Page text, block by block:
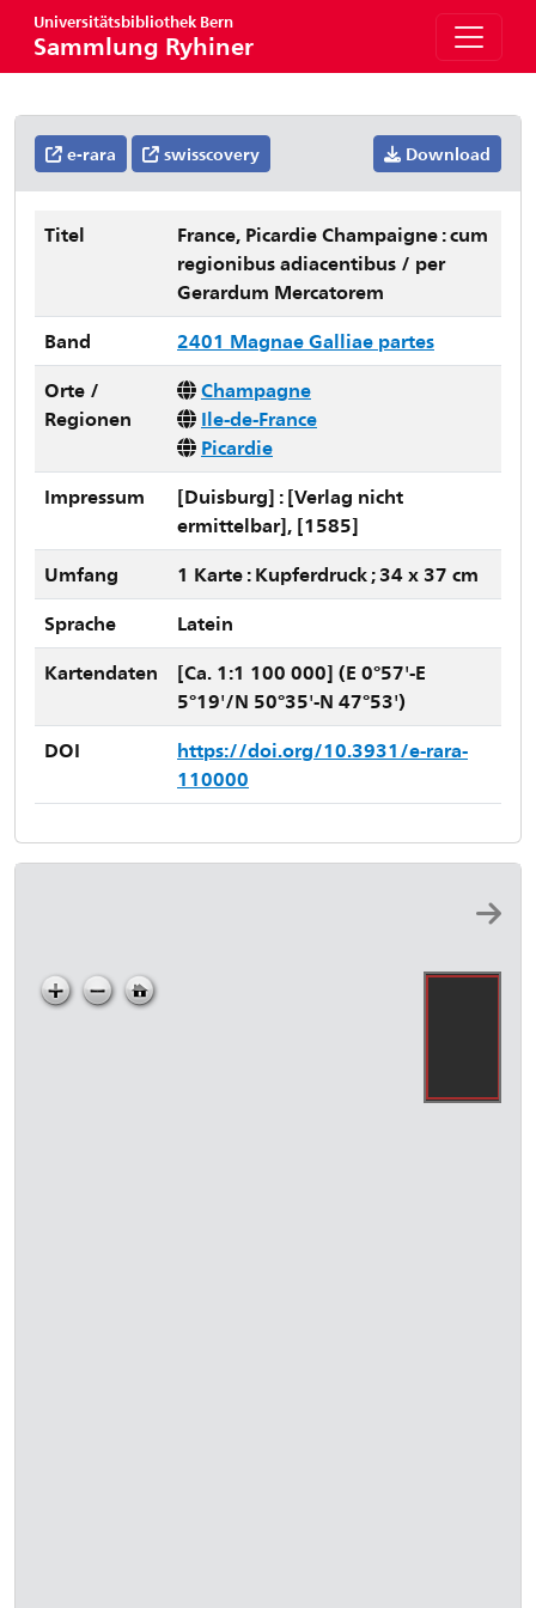
Universitätsbibliothek Bern
Sammlung Ryhiner
e-rara swisscovery Download
Titel
France, Picardie Champaigne : cum
regionibus adiacentibus / per
Gerardum Mercatorem
Band
2401 Magnae Galliae partes
Orte /
Regionen
Champagne
Ile-de-France
Picardie
Impressum
[Duisburg] : [Verlag nicht
ermittelbar], [1585]
Umfang
1 Karte : Kupferdruck ; 34 x 37 cm
Sprache
Latein
Kartendaten
[Ca. 1:1 100 000] (E 0°57'-E
5°19'/N 50°35'-N 47°53')
DOI
https://doi.org/10.3931/e-rara-
110000